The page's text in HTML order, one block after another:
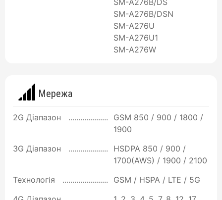
SM-A276B/DSN
SM-A276U
SM-A276U1
SM-A276W
Мережа
2G Діапазон
GSM 850 / 900 / 1800 /
1900
3G Діапазон
HSDPA 850 / 900 /
1700(AWS) / 1900 / 2100
Технологія
GSM / HSPA / LTE / 5G